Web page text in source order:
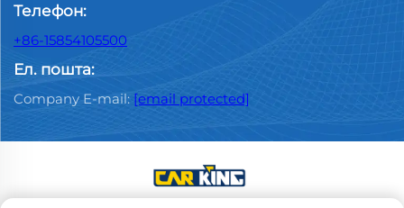
Телефон:
+86-15854105500
Ел. пошта:
Company E-mail: [email protected]